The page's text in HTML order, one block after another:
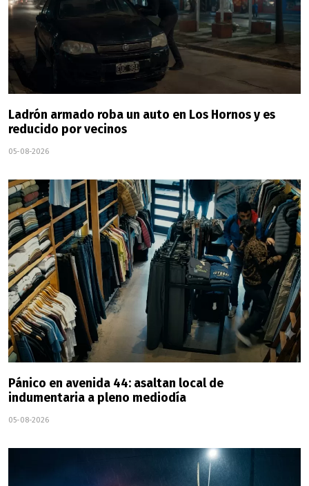
Ladrón armado roba un auto en Los Hornos y es
reducido por vecinos
05-08-2026
Pánico en avenida 44: asaltan local de
indumentaria a pleno mediodía
05-08-2026